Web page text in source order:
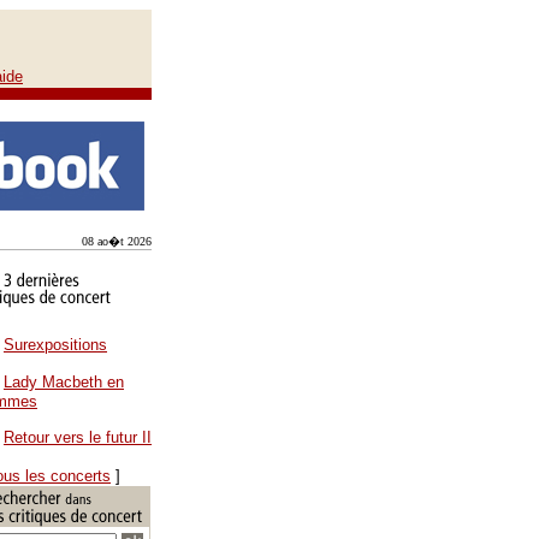
08 ao�t 2026
Surexpositions
Lady Macbeth en
Retour vers le futur II
les concerts ]